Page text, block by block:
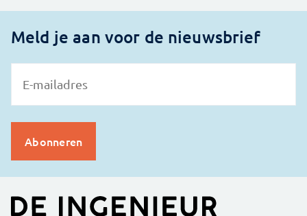
Meld je aan voor de nieuwsbrief